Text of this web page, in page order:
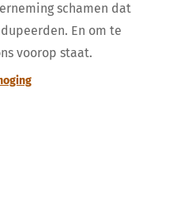
schamen dat
En om te
voorop staat.